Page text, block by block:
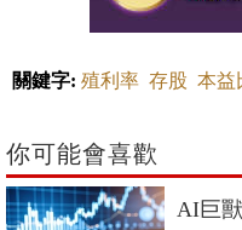
關鍵字: 殖利率 存股 本益
你可能會喜歡
AI巨